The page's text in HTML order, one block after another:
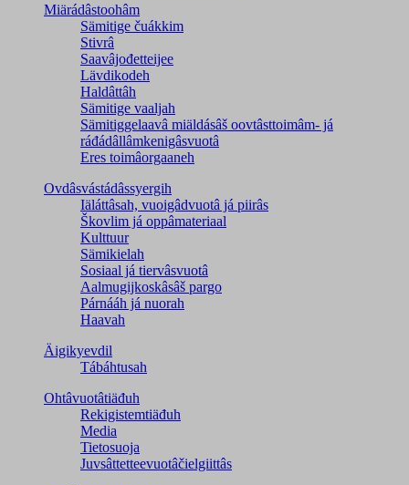
Miärádâstoohâm
Sämitige čuákkim
Stivrâ
Saavâjođetteijee
Lävdikodeh
Haldâttâh
Sämitige vaaljah
Sämitiggelaavâ miäldásâš oovtâsttoimâm- já
ráđádâllâmkenigâsvuotâ
Eres toimâorgaaneh
Ovdâsvástádâssyergih
Iäláttâsah, vuoigâdvuotâ já piirâs
Škovlim já oppâmateriaal
Kulttuur
Sämikielah
Sosiaal já tiervâsvuotâ
Aalmugijkoskâsâš pargo
Párnááh já nuorah
Haavah
Äigikyevdil
Tábáhtusah
Ohtâvuotâtiäđuh
Rekigistemtiäđuh
Media
Tietosuoja
Juvsâttetteevuotâčielgiittâs